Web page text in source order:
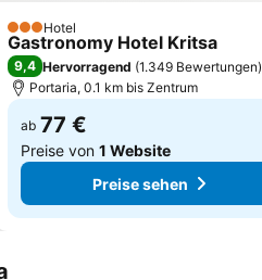
3 Sterne
Hotel
Gastronomy Hotel Kritsa
9,4 Hervorragend (1.349 Bewertungen)
Portaria, 0.1 km bis Zentrum
ab 77 €
Preise von 1 Website
Preise sehen